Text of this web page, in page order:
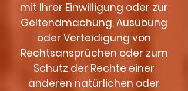
mit Ihrer Einwilligung oder zur
Geltendmachung, Ausübung
oder Verteidigung von
Rechtsansprüchen oder zum
Schutz der Rechte einer
anderen natürlichen oder